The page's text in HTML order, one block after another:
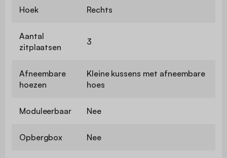
Hoek Rechts
Aantal
zitplaatsen
3
Afneembare
hoezen
Kleine kussens met afneembare
hoes
Moduleerbaar Nee
Opbergbox Nee